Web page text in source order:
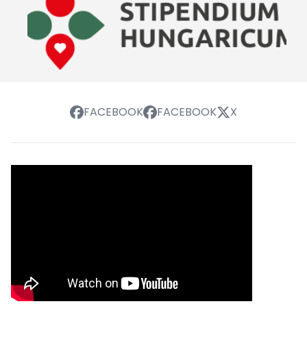
FACEBOOK FACEBOOK X